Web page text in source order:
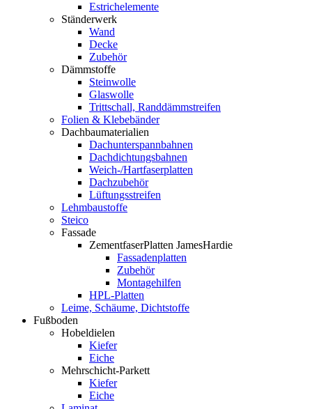
Estrichelemente
Ständerwerk
Wand
Decke
Zubehör
Dämmstoffe
Steinwolle
Glaswolle
Trittschall, Randdämmstreifen
Folien & Klebebänder
Dachbaumaterialien
Dachunterspannbahnen
Dachdichtungsbahnen
Weich-/Hartfaserplatten
Dachzubehör
Lüftungsstreifen
Lehmbaustoffe
Steico
Fassade
ZementfaserPlatten JamesHardie
Fassadenplatten
Zubehör
Montagehilfen
HPL-Platten
Leime, Schäume, Dichtstoffe
Fußboden
Hobeldielen
Kiefer
Eiche
Mehrschicht-Parkett
Kiefer
Eiche